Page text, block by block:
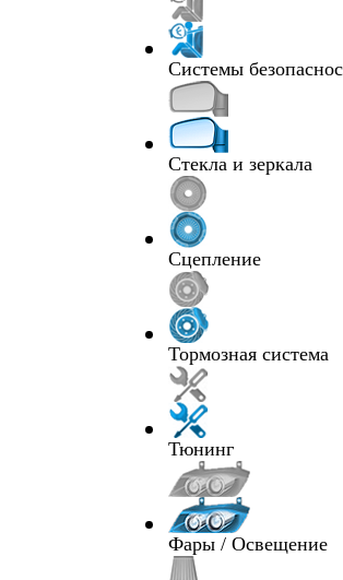
Системы
Стекла и зеркала
Сцепление
Тормозная система
Тюнинг
Фары / Освещение